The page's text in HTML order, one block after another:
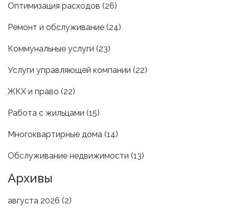
Оптимизация расходов (26)
Ремонт и обслуживание (24)
Коммунальные услуги (23)
Услуги управляющей компании (22)
ЖКХ и право (22)
Работа с жильцами (15)
Многоквартирные дома (14)
Обслуживание недвижимости (13)
Архивы
августа 2026 (2)